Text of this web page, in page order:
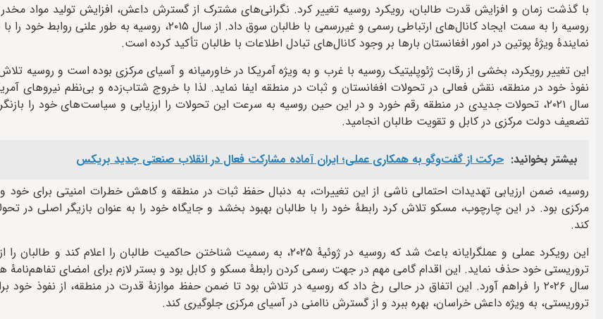
با گذشت زمان و افزایش قدرت طالبان، رویکرد روسیه تغییر کرد. نگرانی‌های مشترک از گسترش داعش، افزایش تولید مواد مخدر
روسیه را به سمت ایجاد کانال‌های ارتباطی رسمی و غیررسمی با طالبان سوق داد. از سال ۲۰۱۵،
نمایندهٔ ویژهٔ پوتین در امور افغانستان بارها بر وجود کانال‌های تبادل اطلاعات با طالبان تأکید کرده است.
این تغییر رویکرد، بخشی از رقابت ژئوپلیتیک روسیه با غرب و به ویژه آمریکا در خاورمیانه و آسیای مرکزی بوده است و روسیه تلاش
نفوذ خود در منطقه، نقش فعالی در تحولات افغانستان و ثبات در منطقه ایفا نماید. لذا با خروج شتاب‌زده و بی‌نظم نیروهای
سال ۲۰۲۱، تحولات جدیدی در منطقه رقم خورد و در این حین روسیه به سرعت این تحولات را ارزیابی و سیاست‌های خود را
تضعیف دولت مرکزی در کابل و تقویت طالبان انجامید.
بیشتر بخوانید: حرکت از گفت‌وگو به همکاری عملی؛ ایران آماده مشارکت فعال در انقلاب صنعتی جدید بریکس
روسیه، ضمن ارزیابی تهدیدات احتمالی ناشی از این تغییرات، به دنبال حفظ ثبات در منطقه و کاهش خطرات امنیتی برای
مرکزی بود. در این چارچوب، مسکو تلاش کرد رابطهٔ خود را با طالبان بهبود بخشد و جایگاه خود را به عنوان بازیگر اصلی در
کند.
این رویکرد عملی و عملگرایانه باعث شد که روسیه در ژوئیهٔ ۲۰۲۵، به رسمیت شناختن حاکمیت طالبان را
تروریستی خود حذف نماید. این اقدام گامی مهم در جهت رسمی کردن رابطهٔ مسکو و کابل بود و بستر لازم برای امضای تفاهم‌نامهٔ
سال ۲۰۲۶ را فراهم آورد. این اتفاق در حالی رخ داد که روسیه در تلاش بود تا ضمن حفظ موازنهٔ قدرت در منطقه، از نفوذ خود
تروریستی، به ویژه داعش خراسان، بهره ببرد و از گسترش ناامنی در آسیای مرکزی جلوگیری کند.